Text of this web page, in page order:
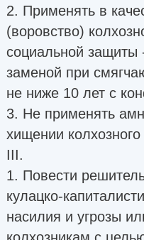
2. Применять в
(воровство)
социальной защиты
заменой при
не ниже 10 лет с
3. Не применять
хищении
III.
1. Повести
кулацко-
насилия и угрозы